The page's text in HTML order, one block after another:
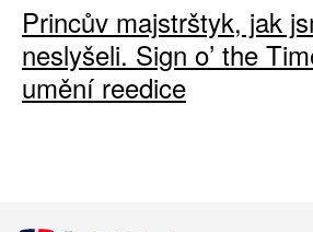
Princův majstrštyk, jak
neslyšeli. Sign o’ the
umění reedice